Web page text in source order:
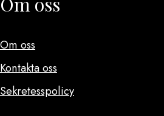
Om oss
Kontakta oss
Sekretesspolicy